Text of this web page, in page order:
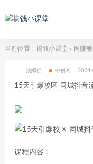
当前位置： 搞钱小课堂 > 网赚
汤姆猫 中创网 2024-
15天引爆校区 同城抖音
课程内容：